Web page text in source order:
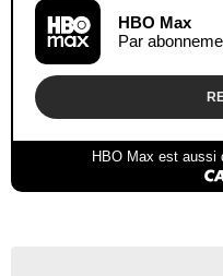
HBO Max
Par
HBO Max est aussi